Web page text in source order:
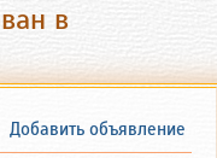
в
Добавить объявление